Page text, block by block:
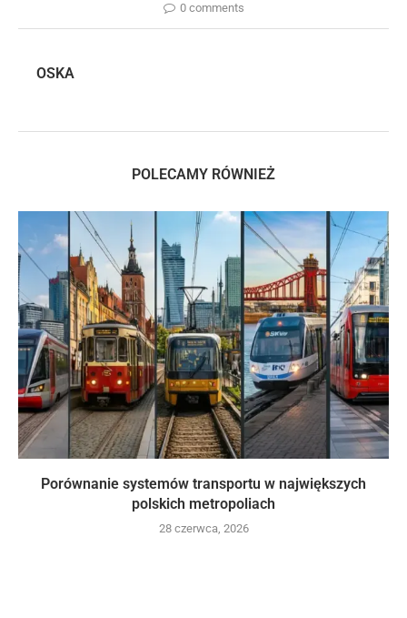
0 comments
OSKA
POLECAMY RÓWNIEŻ
Porównanie systemów transportu w największych
polskich metropoliach
28 czerwca, 2026